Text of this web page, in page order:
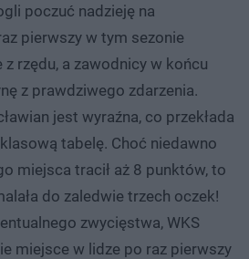
poczuć nadzieję na
pierwszy w tym sezonie
z rzędu, a zawodnicy w końcu
z prawdziwego zdarzenia.
jest wyraźna, co przekłada
tabelę. Choć niedawno
miejsca tracił aż 8 punktów, to
do zaledwie trzech oczek!
zwycięstwa, WKS
miejsce w lidze po raz pierwszy